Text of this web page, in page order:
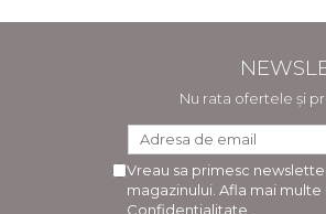
Nu rata ofertele și
Vreau sa primesc
magazinului. Afla mai multe
Confidentialitate